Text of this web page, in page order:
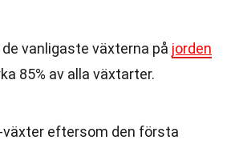
vanligaste växterna på jorden
85% av alla växtarter.
växter eftersom den första